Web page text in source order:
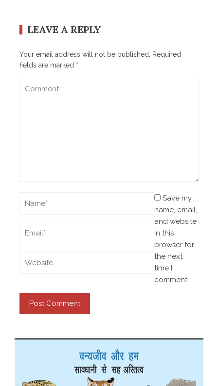
LEAVE A REPLY
Your email address will not be published.
Required
fields are marked *
Save my
name, email,
and website
in this
browser for
the next
time I
comment.